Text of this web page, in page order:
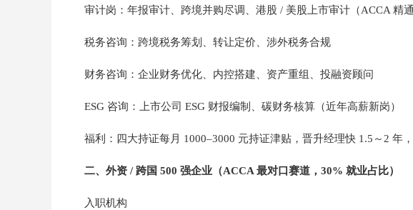
审计岗：年报审计、跨境并购尽调、港股 / 美股上市审计（ACCA 精
税务咨询：跨境税务筹划、转让定价、涉外税务合规
财务咨询：企业财务优化、内控搭建、资产重组、投融资顾问
ESG 咨询：上市公司 ESG 财报编制、碳财务核算（近年高薪新岗）
福利：四大持证每月 1000–3000 元持证津贴，晋升经理快 1.5～2 年
二、外资 / 跨国 500 强企业（ACCA 最对口赛道，30% 就业占比）
入职机构